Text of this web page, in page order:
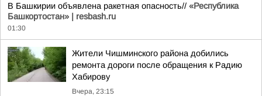
В Башкирии объявлена ракетная опасность// «Республика
Башкортостан» | resbash.ru
01:30
Жители Чишминского района добились
ремонта дороги после обращения к Радию
Хабирову
Вчера, 23:15